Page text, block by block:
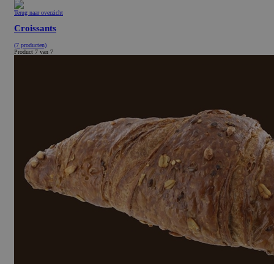
Terug naar overzicht
Croissants
(7 producten)
Product 7 van 7